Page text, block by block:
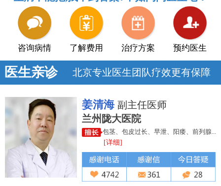
咨询病情 了解费用 治疗方案 预约医生
医生亲诊 北京专业医生团队疗效更有保障
姜清海 副主任医师
兰州陇大医院
包茎、包皮过长、早泄、阳痿、前列腺...
[详细]